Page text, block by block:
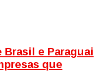
e Paraguai
que